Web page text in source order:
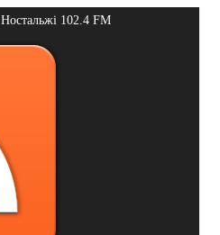
Ностальжі 102.4 FM